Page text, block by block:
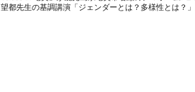
望都先生の基調講演「ジェンダーとは？多様性とは？」